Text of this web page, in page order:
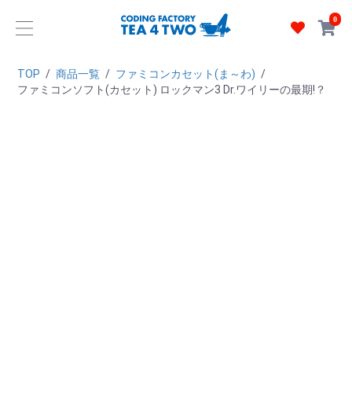
0
TOP / 商品一覧 / ファミコンカセット(ま～わ) /
ファミコンソフト(カセット) ロックマン3 Dr.ワイリーの最期!？